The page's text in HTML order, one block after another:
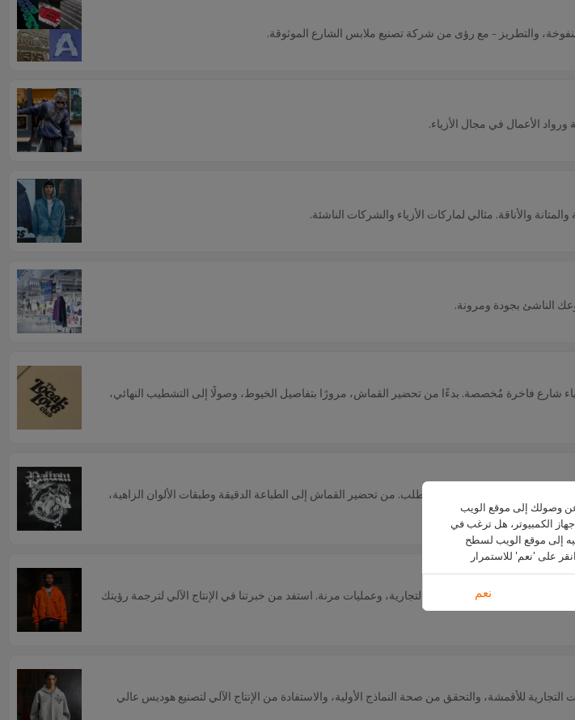
ورواد الأعمال في مجال الأزياء.
والأناقة. مثالي لماركات الأزياء والشركات الناشئة.
الناشئ بجودة ومرونة.
شارع فاخرة مُخصصة. بدءًا من تحضير القماش، مرورًا بتفاصيل الخيوط، وصولًا إلى التشطيب النهائي،
تصميم ملابس الشارع حسب الطلب. من تحضير القماش إلى الطباعة الدقيقة وطبقات الألوان الزاهية،
وسرد قصص جذابة للعلامة التجارية، وعمليات مرنة. استفد من خبرتنا في الإنتاج الآلي لترجمة رؤيتك
للأقمشة، والتحقق من صحة النماذج الأولية، والاستفادة من الإنتاج الآلي لتصنيع هوديس عالي
وصولك إلى موقع الويب
الكمبيوتر، هل ترغب في
إلى موقع الويب لسطح
على 'نعم' للاستمرار
نعم